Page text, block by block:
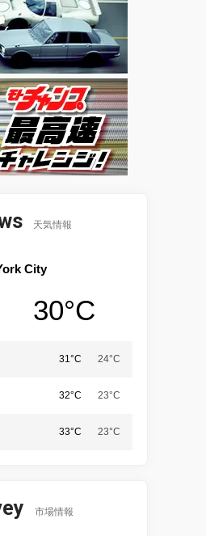
天気情報
City
30°C
31°C 24°C
32°C 23°C
33°C 23°C
市場情報